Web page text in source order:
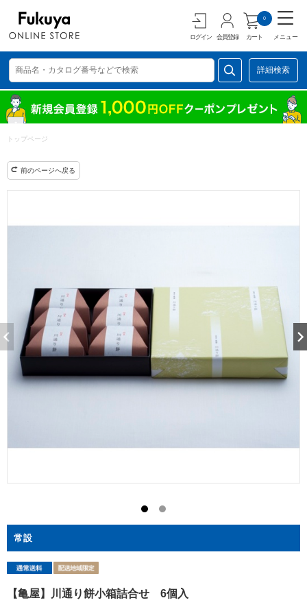
ログイン 会員登録 カート
0
メニュー
詳細検索
トップページ
前のページへ戻る
常設
【亀屋】川通り餅小箱詰合せ 6個入